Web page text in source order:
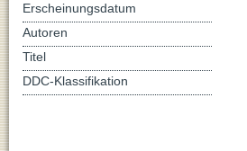
Erscheinungsdatum
Autoren
Titel
DDC-Klassifikation